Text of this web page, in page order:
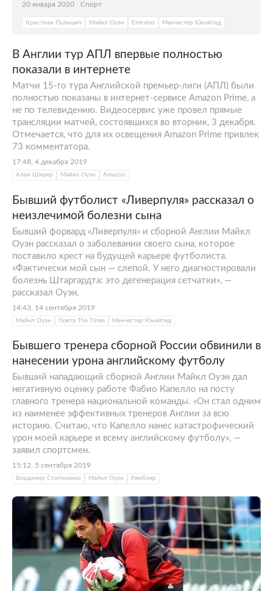
20 января 2020 Спорт
Кристиан Пулишич Майкл Оуэн Emirates Манчестер Юнайтед
В Англии тур АПЛ впервые полностью
показали в интернете
Матчи 15-го тура Английской премьер-лиги (АПЛ) были
полностью показаны в интернет-сервисе Amazon Prime, а
не по телевидению. Видеосервис уже провел прямые
трансляции матчей, состоявшихся во вторник, 3 декабря.
Отмечается, что для их освещения Amazon Prime привлек
73 комментатора.
17:48, 4 декабря 2019
Алан Ширер Майкл Оуэн Amazon
Бывший футболист «Ливерпуля» рассказал о
неизлечимой болезни сына
Бывший форвард «Ливерпуля» и сборной Англии Майкл
Оуэн рассказал о заболевании своего сына, которое
поставило крест на будущей карьере футболиста.
«Фактически мой сын — слепой. У него диагностировали
болезнь Штаргардта: это дегенерация сетчатки», —
рассказал Оуэн.
14:43, 14 сентября 2019
Майкл Оуэн Газета The Times Манчестер Юнайтед
Бывшего тренера сборной России обвинили в
нанесении урона английскому футболу
Бывший нападающий сборной Англии Майкл Оуэн дал
негативную оценку работе Фабио Капелло на посту
главного тренера национальной команды. «Он стал одним
из наименее эффективных тренеров Англии за всю
историю. Считаю, что Капелло нанес катастрофический
урон моей карьере и всему английскому футболу», —
заявил спортсмен.
15:12, 5 сентября 2019
Владимир Стогниенко Майкл Оуэн Рамблер